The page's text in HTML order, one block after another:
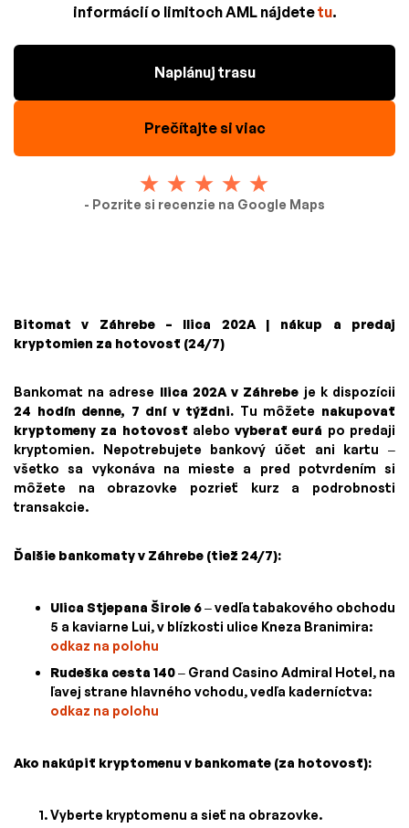
informácií o limitoch AML nájdetetu.
Naplánuj trasu
Prečítajte si viac
- Pozrite si recenzie na Google Maps
Bitomat v Záhrebe – Ilica 202A | nákup a predaj
kryptomien za hotovosť (24/7)
Bankomat na adrese Ilica 202A v Záhrebe je k dispozícii
24 hodín denne, 7 dní v týždni. Tu môžete nakupovať
kryptomeny za hotovosťalebovyberať eurá po predaji
kryptomien. Nepotrebujete bankový účet ani kartu –
všetko sa vykonáva na mieste a pred potvrdením si
môžete na obrazovke pozrieť kurz a podrobnosti
transakcie.
Ďalšie bankomaty v Záhrebe (tiež 24/7):
Ulica Stjepana Širole 6– vedľa tabakového obchodu
5 a kaviarne Lui, v blízkosti ulice Kneza Branimira:
odkaz na polohu
Rudeška cesta 140– Grand Casino Admiral Hotel, na
ľavej strane hlavného vchodu, vedľa kaderníctva:
odkaz na polohu
Ako nakúpiť kryptomenu v bankomate (za hotovosť):
Vyberte kryptomenu a sieť na obrazovke.